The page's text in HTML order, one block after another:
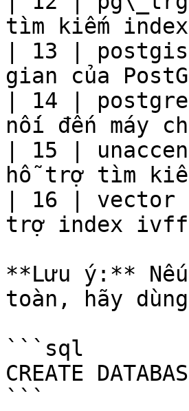
tìm kiếm
| 13 |
gian của
| 14 |
nối đến máy
| 15 |
hỗ trợ tìm
| 16 |
trợ index
**Lưu ý:**
toàn, hãy
```sql
CREATE
```